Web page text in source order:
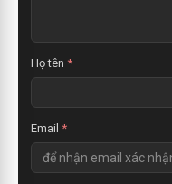
Họ tên *
Email *